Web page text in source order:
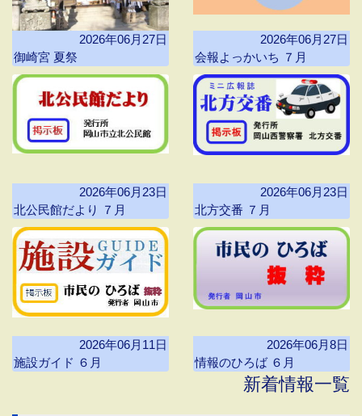
2026年06月27日
御崎宮 夏祭
2026年06月27日
会報よっかいち ７月
2026年06月23日
北公民館だより ７月
2026年06月23日
北方交番 ７月
2026年06月11日
施設ガイド ６月
2026年06月8日
情報のひろば ６月
新着情報一覧